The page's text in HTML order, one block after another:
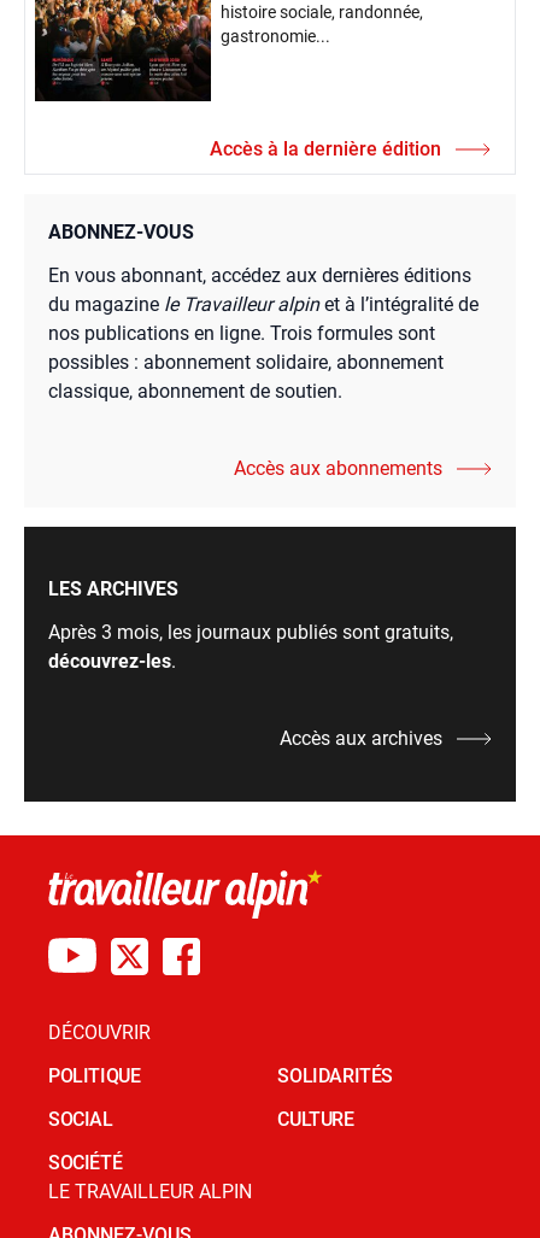
histoire sociale, randonnée,
gastronomie...
Accès à la dernière édition
ABONNEZ-VOUS
En vous abonnant, accédez aux dernières éditions
du magazine le Travailleur alpinet à l’intégralité de
nos publications en ligne. Trois formules sont
possibles : abonnement solidaire, abonnement
classique, abonnement de soutien.
Accès aux abonnements
LES ARCHIVES
Après 3 mois, les journaux publiés sont gratuits,
découvrez-les.
Accès aux archives
DÉCOUVRIR
POLITIQUE
SOCIAL
SOCIÉTÉ
SOLIDARITÉS
CULTURE
LE TRAVAILLEUR ALPIN